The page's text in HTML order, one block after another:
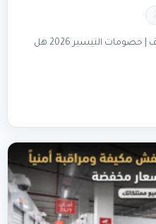
ارخص مستودعات تخزين اثاث وتغليف | خصومات التيسير 2026 هل